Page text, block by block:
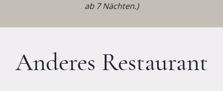
ab 7 Nächten.)
Anderes Restaurant